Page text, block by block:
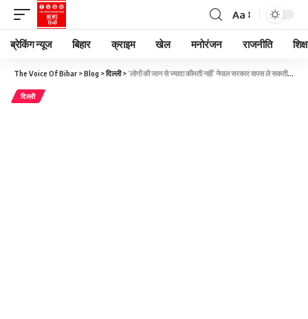
Aa
ब्रेकिंग न्यूज बिहार क्राइम खेल मनोरंजन राजनीति
The Voice Of Bihar >Blog >दिल्ली> ‘लोगों की जान से ज्यादा कीमती नहीं’ नेपाल सरकार वापस ले सकती है सोशल मीडिया बैन का फैसला, अब तक 19 की मौत
दिल्ली